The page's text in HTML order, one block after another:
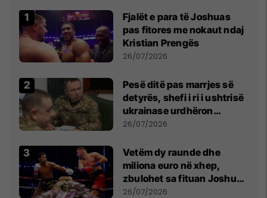
Fjalët e para të Joshuas
pas fitores me nokaut ndaj
Kristian Prengës
26/07/2026
Pesë ditë pas marrjes së
detyrës, shefi i ri i ushtrisë
ukrainase urdhëron
kontroll të madh
26/07/2026
Vetëm dy raunde dhe
miliona euro në xhep,
zbulohet sa fituan Joshua
e Prenga
26/07/2026